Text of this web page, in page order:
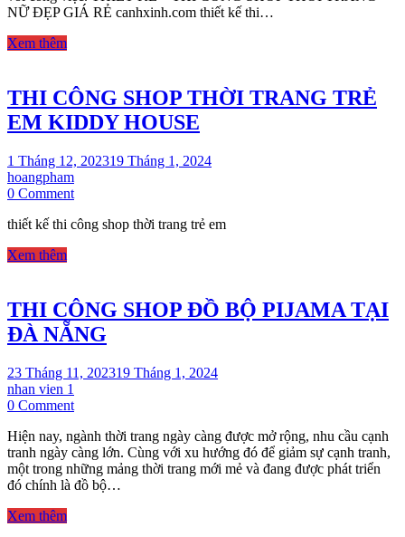
TRANG
NỮ ĐẸP GIÁ RẺ canhxinh.com thiết kế thi…
Xem thêm
THI CÔNG SHOP THỜI TRANG TRẺ
EM KIDDY HOUSE
1 Tháng 12, 202319 Tháng 1, 2024
hoangpham
0 Commenton
CÔNG
EM
KIDDY
HOUSE
thiết kế thi công shop thời trang trẻ em
Xem thêm
THI CÔNG SHOP ĐỒ BỘ PIJAMA TẠI
ĐÀ NẴNG
23 Tháng 11, 202319 Tháng 1, 2024
nhan vien 1
0 Commenton
CÔNG
SHOP
ĐỒ
BỘ
Hiện nay, ngành thời trang ngày càng được mở rộng, nhu cầu cạnh
tranh ngày càng lớn. Cùng với xu hướng đó để giảm sự cạnh tranh,
một trong những mảng thời trang mới mẻ và đang được phát triển
đó chính là đồ bộ…
Xem thêm